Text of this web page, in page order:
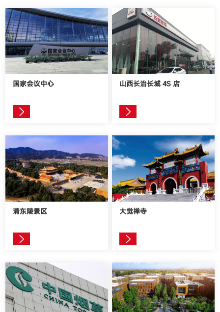
国家会议中心 山西长治长城 4S 店
清东陵景区 大觉禅寺